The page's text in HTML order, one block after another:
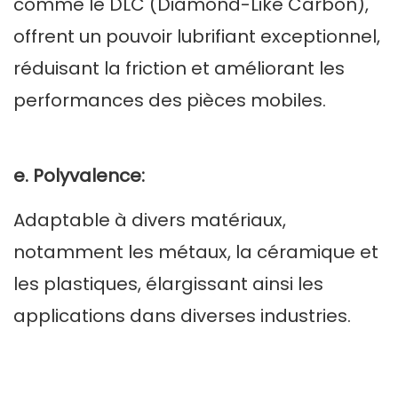
offrent un pouvoir lubrifiant exceptionnel,
réduisant la friction et améliorant les
performances des pièces mobiles.
e. Polyvalence:
Adaptable à divers matériaux,
notamment les métaux, la céramique et
les plastiques, élargissant ainsi les
applications dans diverses industries.